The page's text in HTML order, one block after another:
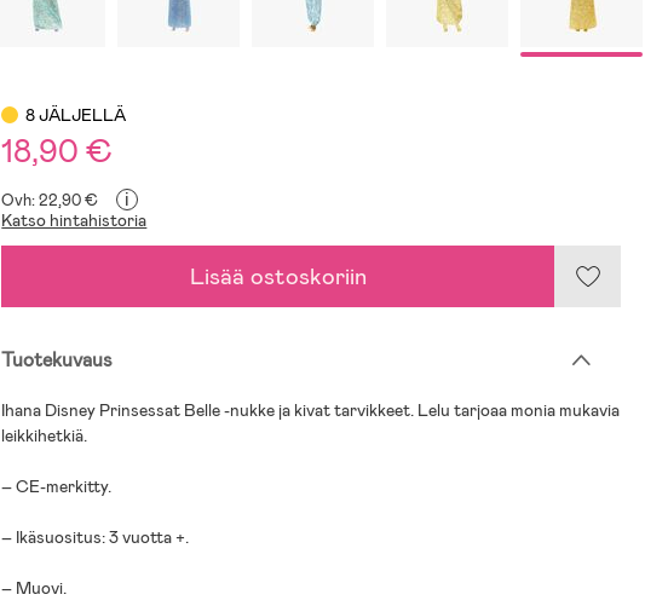
8 JÄLJELLÄ
18,90 €
Ovh: 22,90 € i
Katso hintahistoria
Lisää ostoskoriin
Tuotekuvaus
Ihana Disney Prinsessat Belle -nukke ja kivat tarvikkeet. Lelu tarjoaa monia mukavia
leikkihetkiä.
– CE-merkitty.
– Ikäsuositus: 3 vuotta +.
– Muovi.